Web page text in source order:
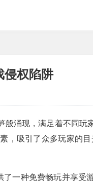
侵权陷阱
涌现，满足着不同玩
，吸引了众多玩家的
一种免费畅玩并享受